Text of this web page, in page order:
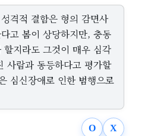
격적 결함은 형의 감면사
고 봄이 상당하지만, 충동
지라도 그것이 매우 심각
사람과 동등하다고 평가할
심신장애로 인한 범행으로
O X